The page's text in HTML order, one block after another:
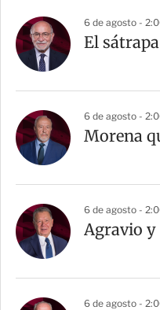
6 de agosto -
El
6 de agosto -
Morena
6 de agosto -
Agravio y
6 de agosto -